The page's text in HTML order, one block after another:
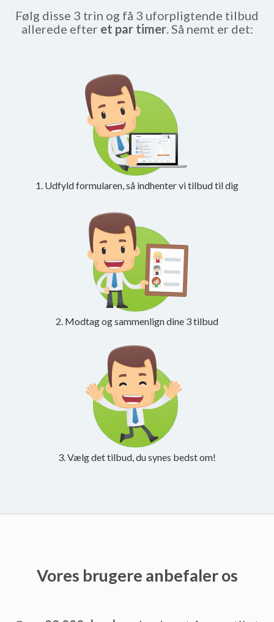
Følg disse 3 trin og få 3 uforpligtende tilbud
allerede efter et par timer. Så nemt er det:
1. Udfyld formularen, så indhenter vi tilbud til dig
2. Modtag og sammenlign dine 3 tilbud
3. Vælg det tilbud, du synes bedst om!
Vores brugere anbefaler os